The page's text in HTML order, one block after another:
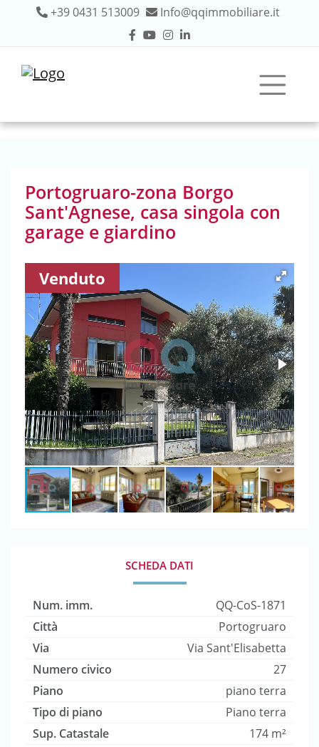
+39 0431 513009 Info@qqimmobiliare.it
Portogruaro-zona Borgo
Sant'Agnese, casa singola con
garage e giardino
Venduto
SCHEDA DATI
Num. imm.
QQ-CoS-1871
Città
Portogruaro
Via
Via Sant'Elisabetta
Numero civico
27
Piano
piano terra
Tipo di piano
Piano terra
Sup. Catastale
174 m²